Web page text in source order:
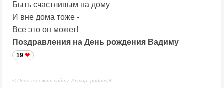
Быть счастливым на дому
И вне дома тоже -
Все это он может!
Поздравления на День рождения Вадиму
19
© Принадлежит сайту. Автор: podaristih